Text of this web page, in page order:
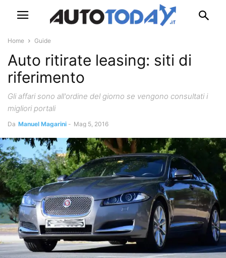
Home Guide
Auto ritirate leasing: siti di
riferimento
Gli affari sono all'ordine del giorno se vengono consultati i
migliori portali
Da Manuel Magarini - Mag 5, 2016